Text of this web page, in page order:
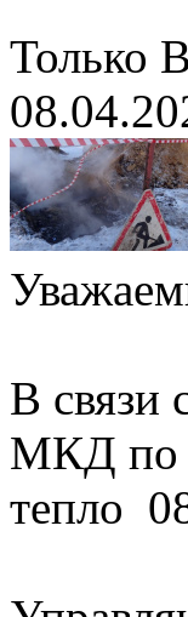
Только
В связи
МКД по
тепло